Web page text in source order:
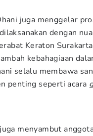
juga menggelar
dengan
Keraton
kebahagiaan
selalu membawa
penting seperti acara
menyambut